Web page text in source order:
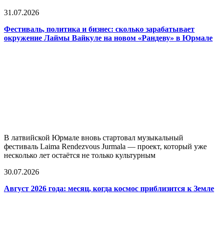
31.07.2026
Фестиваль, политика и бизнес: сколько зарабатывает
окружение Лаймы Вайкуле на новом «Рандеву» в Юрмале
В латвийской Юрмале вновь стартовал музыкальный
фестиваль Laima Rendezvous Jurmala — проект, который уже
несколько лет остаётся не только культурным
30.07.2026
Август 2026 года: месяц, когда космос приблизится к Земле